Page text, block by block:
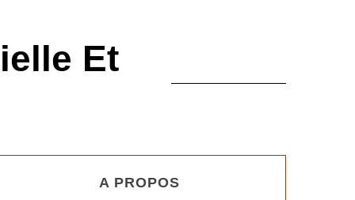
Et
A PROPOS